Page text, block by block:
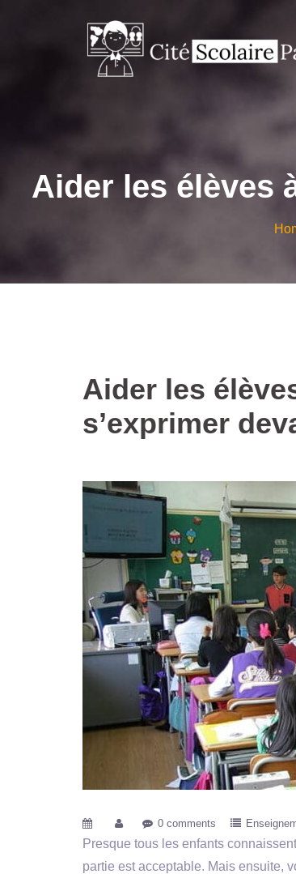
Aider les élèves
Aider les
s’exprimer
0 comments
Presque tous les enfants
partie est acceptable. Mais ensuite,